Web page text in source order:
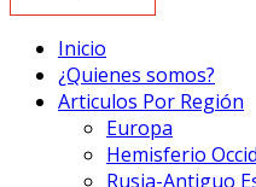
Inicio
¿Quienes somos?
Articulos Por Región
Europa
Hemisferio
Rusia-Antiguo